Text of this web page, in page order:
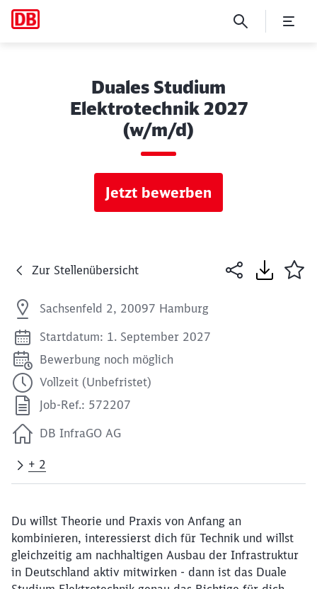
Duales Studium
Elektrotechnik 2027
(w/m/d)
Jetzt bewerben
Zur Stellenübersicht
Sachsenfeld 2, 20097 Hamburg
Startdatum: 1. September 2027
Bewerbung noch möglich
Vollzeit (Unbefristet)
Job-Ref.: 572207
DB InfraGO AG
+ 2
Du willst Theorie und Praxis von Anfang an
kombinieren, interessierst dich für Technik und willst
gleichzeitig am nachhaltigen Ausbau der Infrastruktur
in Deutschland aktiv mitwirken - dann ist das Duale